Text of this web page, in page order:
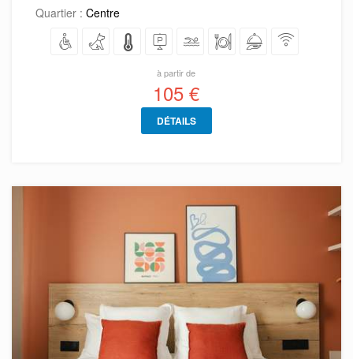
Quartier : Centre
à partir de
105 €
DÉTAILS